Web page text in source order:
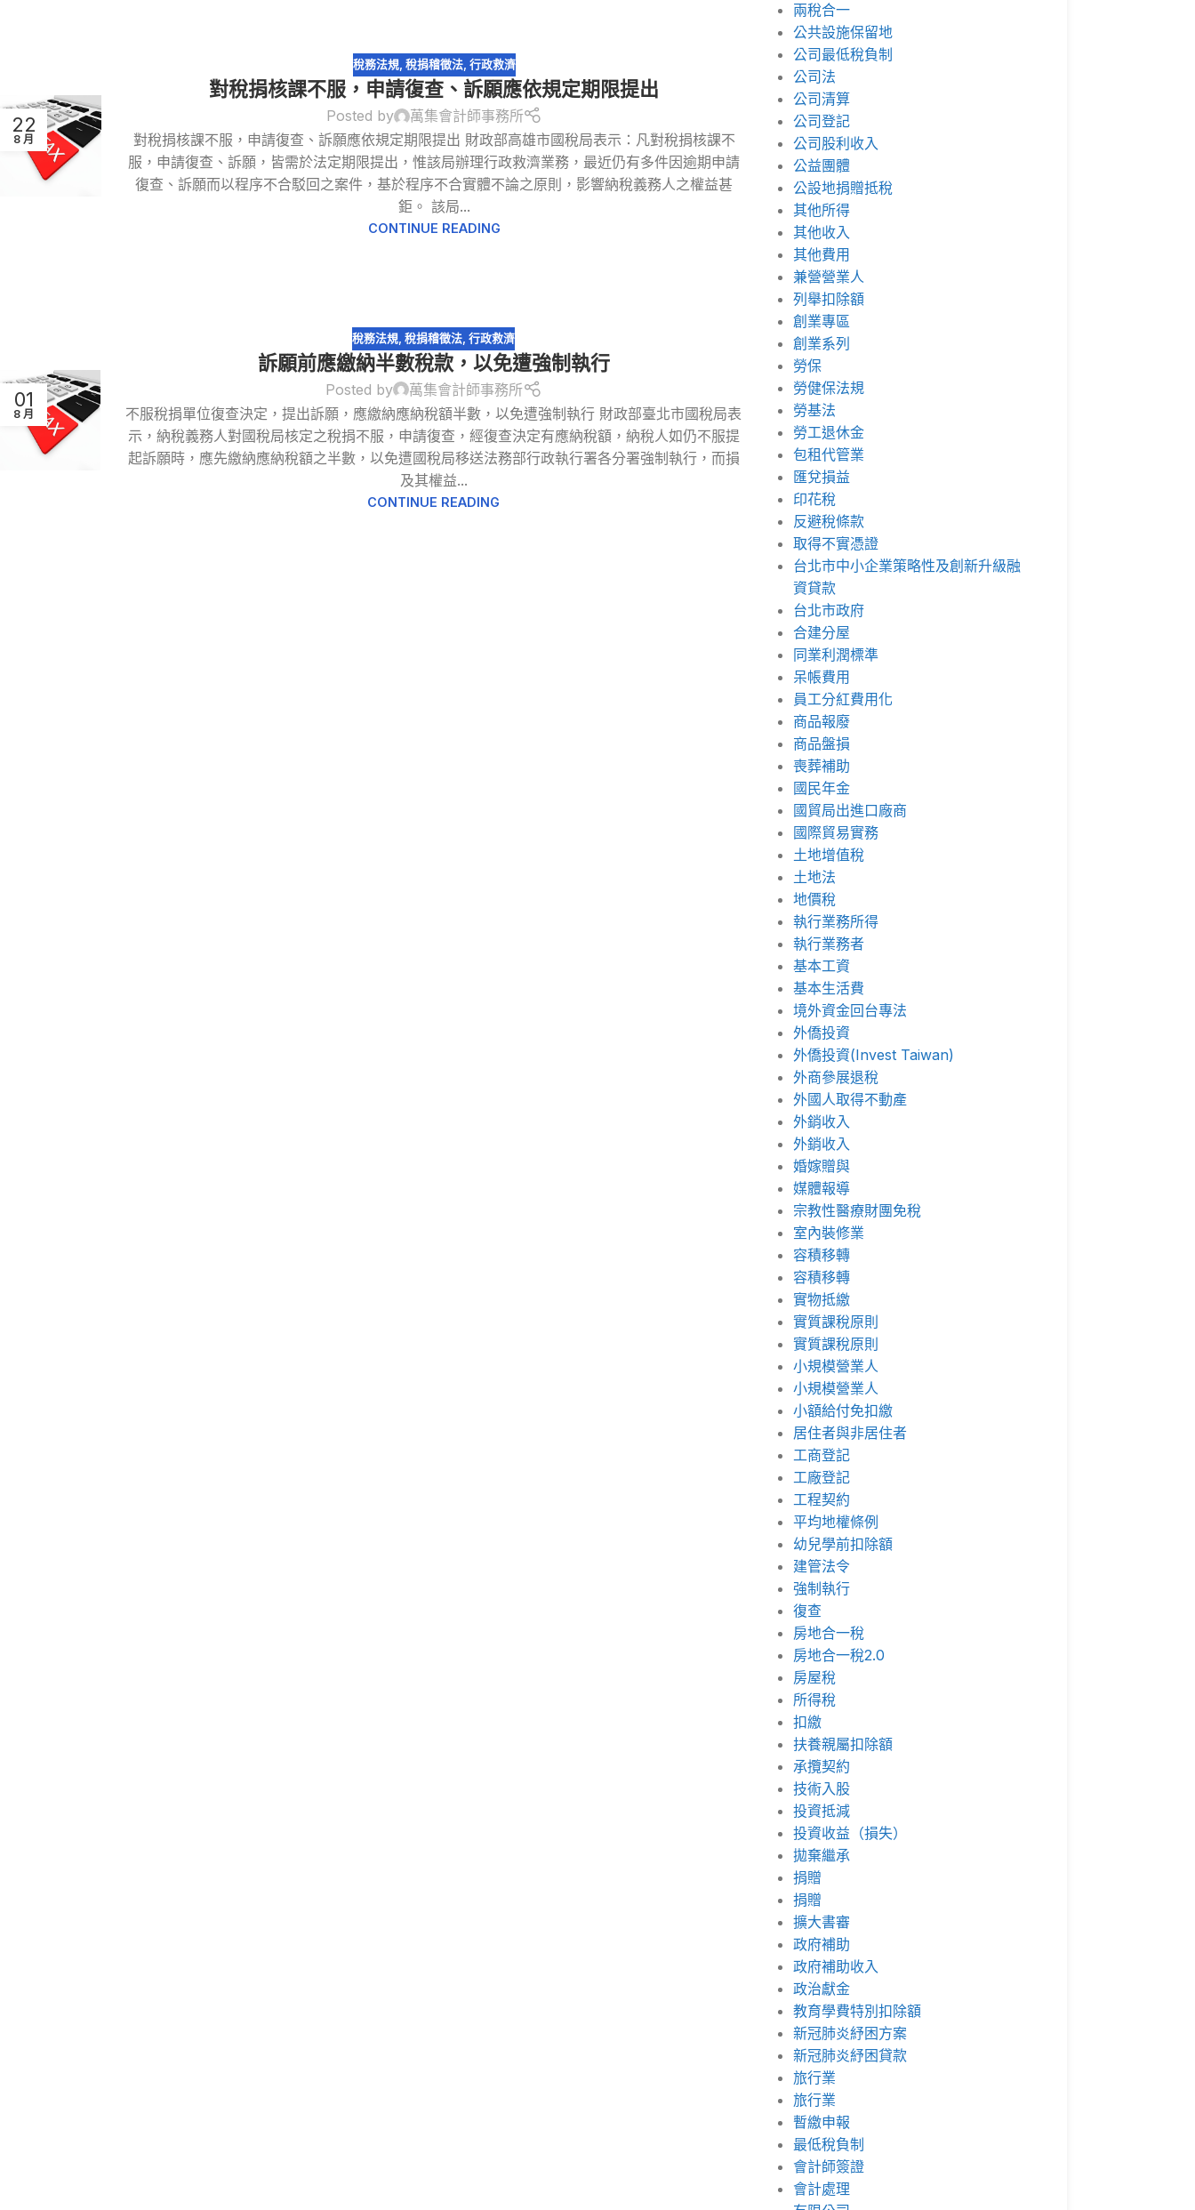
22
8 月
稅務法規, 稅捐稽徵法, 行政救濟
對稅捐核課不服，申請復查、訴願應依規定期限提出
Posted by
萬集會計師事務所
對稅捐核課不服，申請復查、訴願應依規定期限提出 財政部高雄市國稅局表示：凡對稅捐核課不
服，申請復查、訴願，皆需於法定期限提出，惟該局辦理行政救濟業務，最近仍有多件因逾期申請
復查、訴願而以程序不合駁回之案件，基於程序不合實體不論之原則，影響納稅義務人之權益甚
鉅。 該局...
CONTINUE READING
01
8 月
稅務法規,稅捐稽徵法,行政救濟
訴願前應繳納半數稅款，以免遭強制執行
Posted by
萬集會計師事務所
不服稅捐單位復查決定，提出訴願，應繳納應納稅額半數，以免遭強制執行 財政部臺北市國稅局表
示，納稅義務人對國稅局核定之稅捐不服，申請復查，經復查決定有應納稅額，納稅人如仍不服提
起訴願時，應先繳納應納稅額之半數，以免遭國稅局移送法務部行政執行署各分署強制執行，而損
及其權益...
CONTINUE READING
兩稅合一
公共設施保留地
公司最低稅負制
公司法
公司清算
公司登記
公司股利收入
公益團體
公設地捐贈抵稅
其他所得
其他收入
其他費用
兼營營業人
列舉扣除額
創業專區
創業系列
勞保
勞健保法規
勞基法
勞工退休金
包租代管業
匯兌損益
印花稅
反避稅條款
取得不實憑證
台北市中小企業策略性及創新升級融
資貸款
台北市政府
合建分屋
同業利潤標準
呆帳費用
員工分紅費用化
商品報廢
商品盤損
喪葬補助
國民年金
國貿局出進口廠商
國際貿易實務
土地增值稅
土地法
地價稅
執行業務所得
執行業務者
基本工資
基本生活費
境外資金回台專法
外僑投資
外僑投資(Invest Taiwan)
外商參展退稅
外國人取得不動產
外銷收入
外銷收入
婚嫁贈與
媒體報導
宗教性醫療財團免稅
室內裝修業
容積移轉
容積移轉
實物抵繳
實質課稅原則
實質課稅原則
小規模營業人
小規模營業人
小額給付免扣繳
居住者與非居住者
工商登記
工廠登記
工程契約
平均地權條例
幼兒學前扣除額
建管法令
強制執行
復查
房地合一稅
房地合一稅2.0
房屋稅
所得稅
扣繳
扶養親屬扣除額
承攬契約
技術入股
投資抵減
投資收益（損失）
拋棄繼承
捐贈
捐贈
擴大書審
政府補助
政府補助收入
政治獻金
教育學費特別扣除額
新冠肺炎紓困方案
新冠肺炎紓困貸款
旅行業
旅行業
暫繳申報
最低稅負制
會計師簽證
會計處理